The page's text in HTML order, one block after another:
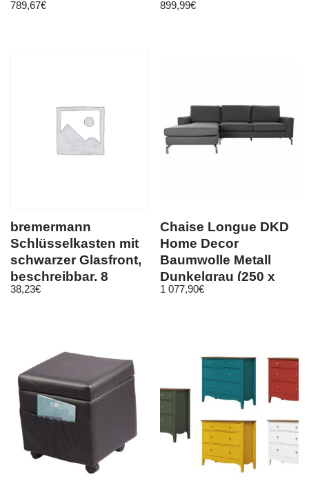
belastbar
789,67€ 899,99€
bremermann
Schlüsselkasten mit
schwarzer Glasfront,
beschreibbar, 8
Haken, 6 Magnete
38,23€
Chaise Longue DKD
Home Decor
Baumwolle Metall
Dunkelgrau (250 x
157 x 83 cm)
1 077,90€